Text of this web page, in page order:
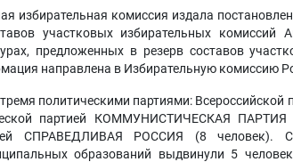
избирательная комиссия издала
участковых избирательных комиссий
предложенных в резерв составов
направлена в Избирательную комиссию
политическими партиями: Всероссийской
партией КОММУНИСТИЧЕСКАЯ
СПРАВЕДЛИВАЯ РОССИЯ (8 человек).
образований выдвинули 5